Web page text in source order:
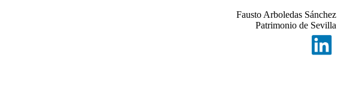
Fausto Arboledas Sánchez
Patrimonio de Sevilla